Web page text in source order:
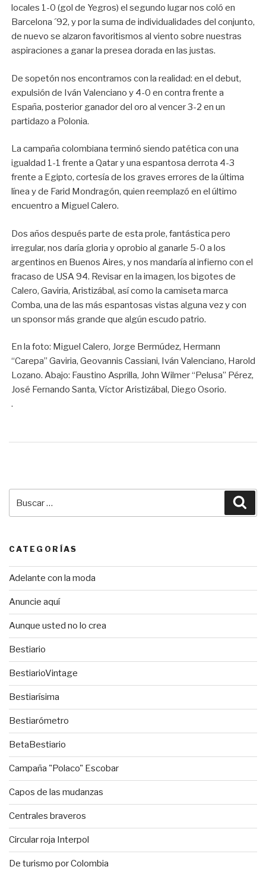
locales 1-0 (gol de Yegros) el segundo lugar nos coló en
Barcelona ´92, y por la suma de individualidades del conjunto,
de nuevo se alzaron favoritismos al viento sobre nuestras
aspiraciones a ganar la presea dorada en las justas.
De sopetón nos encontramos con la realidad: en el debut,
expulsión de Iván Valenciano y 4-0 en contra frente a
España, posterior ganador del oro al vencer 3-2 en un
partidazo a Polonia.
La campaña colombiana terminó siendo patética con una
igualdad 1-1 frente a Qatar y una espantosa derrota 4-3
frente a Egipto, cortesía de los graves errores de la última
línea y de Farid Mondragón, quien reemplazó en el último
encuentro a Miguel Calero.
Dos años después parte de esta prole, fantástica pero
irregular, nos daría gloria y oprobio al ganarle 5-0 a los
argentinos en Buenos Aires, y nos mandaría al infierno con el
fracaso de USA 94. Revisar en la imagen, los bigotes de
Calero, Gaviria, Aristizábal, así como la camiseta marca
Comba, una de las más espantosas vistas alguna vez y con
un sponsor más grande que algún escudo patrio.
En la foto: Miguel Calero, Jorge Bermúdez, Hermann
“Carepa” Gaviria, Geovannis Cassiani, Iván Valenciano, Harold
Lozano. Abajo: Faustino Asprilla, John Wilmer “Pelusa” Pérez,
José Fernando Santa, Víctor Aristizábal, Diego Osorio.
.
CATEGORÍAS
Adelante con la moda
Anuncie aquí
Aunque usted no lo crea
Bestiario
BestiarioVintage
Bestiarísima
Bestiarómetro
BetaBestiario
Campaña "Polaco" Escobar
Capos de las mudanzas
Centrales braveros
Circular roja Interpol
De turismo por Colombia